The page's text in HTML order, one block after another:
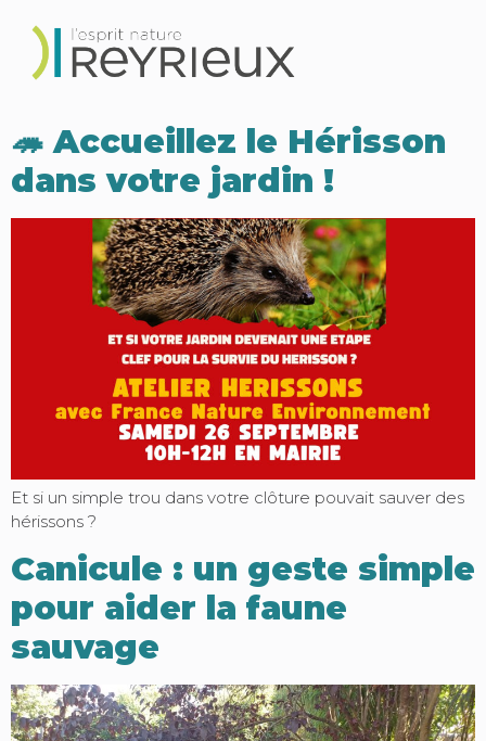
🦔 Accueillez le Hérisson
dans votre jardin !
Et si un simple trou dans votre clôture pouvait sauver des
hérissons ?
Canicule : un geste simple
pour aider la faune
sauvage